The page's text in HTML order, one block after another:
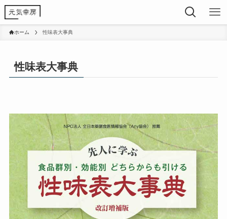
ホーム 性味表大事典
性味表大事典